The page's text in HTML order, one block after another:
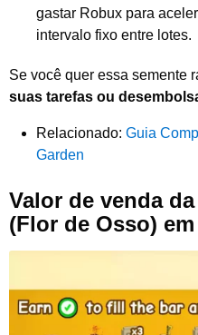
gastar Robux para
intervalo fixo entre lotes.
Se você quer essa semente
suas tarefas ou
Relacionado: Guia
Garden
Valor de venda
(Flor de Osso)